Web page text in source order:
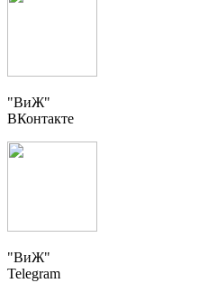
"ВиЖ"
ВКонтакте
"ВиЖ"
Telegram